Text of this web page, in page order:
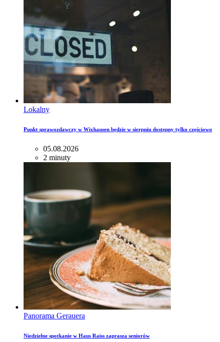
Lokalny
Punkt sprawozdawczy w Wixhausen będzie w sierpniu dostępny tylko częściowo
05.08.2026
2 minuty
Panorama Gerauera
Niedzielne spotkanie w Haus Raiss zaprasza seniorów